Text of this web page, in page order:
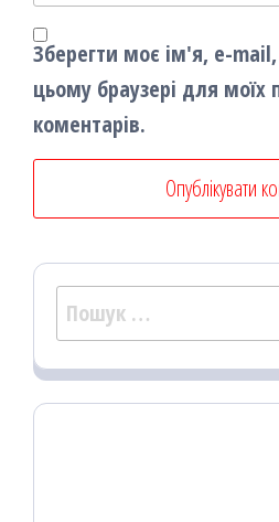
Зберегти моє ім'я, e-
цьому браузері для
коментарів.
Пошук: